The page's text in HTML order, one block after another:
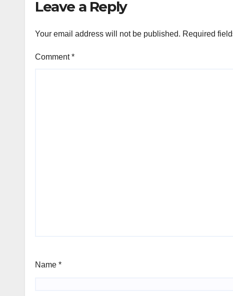
Leave a Reply
Your email address will not be published. Required
Comment*
Name *